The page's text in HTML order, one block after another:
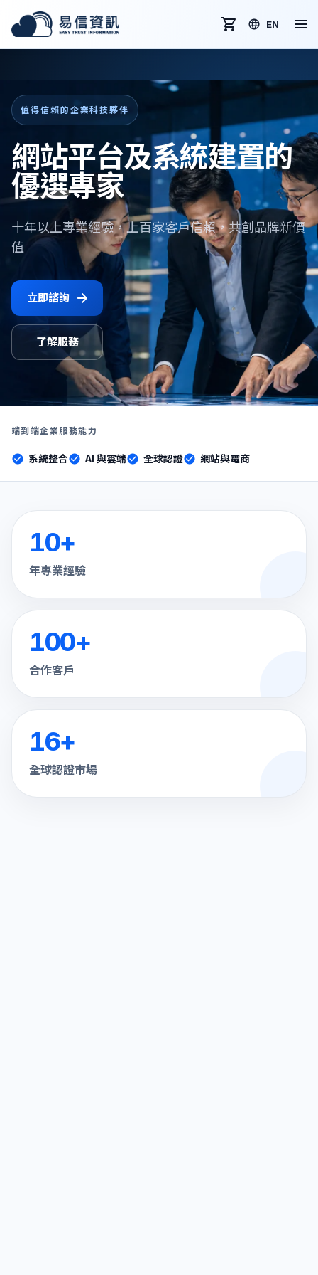
EN
值得信賴的企業科技夥伴
網站平台及系統建置的
優選專家
十年以上專業經驗，上百家客戶信賴，共創品牌新價
值
立即諮詢
了解服務
端到端企業服務能力
系統整合 AI 與雲端 全球認證 網站與電商
10+
年專業經驗
100+
合作客戶
16+
全球認證市場